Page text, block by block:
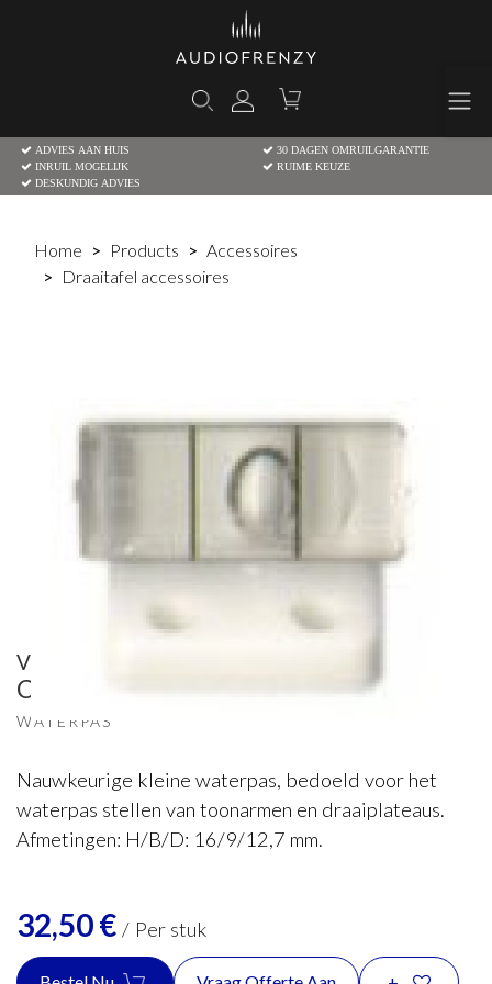
ADVIES AAN HUIS
30 DAGEN OMRUILGARANTIE
INRUIL MOGELIJK
RUIME KEUZE
DESKUNDIG ADVIES
Home Products
Accessoires
Draaitafel accessoires
Van den Hul
Cartridge Spirit Level
WATERPAS
Nauwkeurige kleine waterpas, bedoeld voor het
waterpas stellen van toonarmen en draaiplateaus.
Afmetingen: H/B/D: 16/9/12,7 mm.
32,50€ / Per stuk